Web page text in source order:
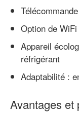
Option de
Appareil
réfrigérant
Adaptabilité :
Avantages et